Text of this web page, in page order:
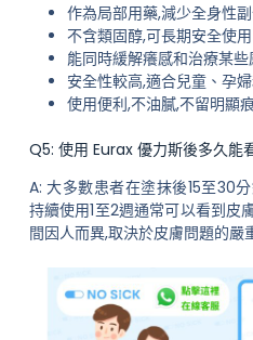
作為局部用藥,減少全身性
不含類固醇,可長期安全使用
能同時緩解癢感和治療某些
安全性較高,適合兒童、孕
使用便利,不油膩,不留明顯
Q5: 使用 Eurax 優力斯後多久能
A: 大多數患者在塗抹後15至30
持續使用1至2週通常可以看到皮
間因人而異,取決於皮膚問題的嚴